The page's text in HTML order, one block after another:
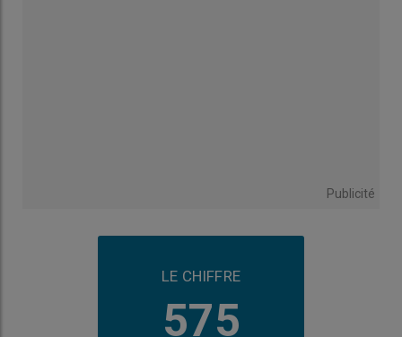
Publicité
LE CHIFFRE
575